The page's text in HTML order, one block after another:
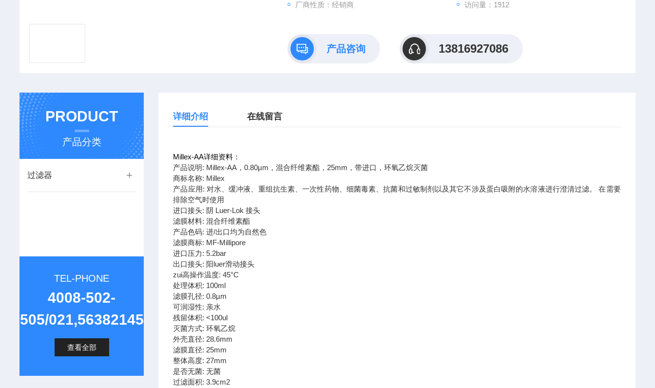
厂商性质：经销商 访问量：1912
产品咨询 13816927086
PRODUCT
产品分类
过滤器
TEL-PHONE
4008-502-
505/021,56382145
查看全部
详细介绍 在线留言
Millex-AA详细资料：
产品说明: Millex-AA，0.80µm，混合纤维素酯，25mm，带进口，环氧乙烷灭菌
商标名称: Millex
产品应用: 对水、缓冲液、重组抗生素、一次性药物、细菌毒素、抗菌和过敏制剂以及其它不涉及蛋白吸附的水溶液进行澄清过滤。 在需要
排除空气时使用
进口接头: 阴 Luer-Lok 接头
滤膜材料: 混合纤维素酯
产品色码: 进/出口均为自然色
滤膜商标: MF-Millipore
进口压力: 5.2bar
出口接头: 阳luer滑动接头
zui高操作温度: 45°C
处理体积: 100ml
滤膜孔径: 0.8µm
可润湿性: 亲水
残留体积: <100ul
灭菌方式: 环氧乙烷
外壳直径: 28.6mm
滤膜直径: 25mm
整体高度: 27mm
是否无菌: 无菌
过滤面积: 3.9cm2